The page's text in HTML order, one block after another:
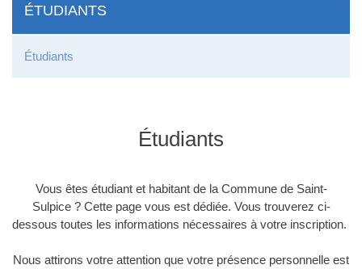
ÉTUDIANTS
Étudiants
Étudiants
Vous êtes étudiant et habitant de la Commune de Saint-
Sulpice ? Cette page vous est dédiée. Vous trouverez ci-
dessous toutes les informations nécessaires à votre inscription.
Nous attirons votre attention que votre présence personnelle est